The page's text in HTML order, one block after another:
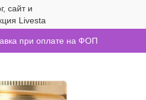
при оплате на ФОП